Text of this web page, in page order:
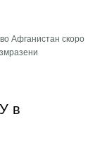
Афганистан скоро
в